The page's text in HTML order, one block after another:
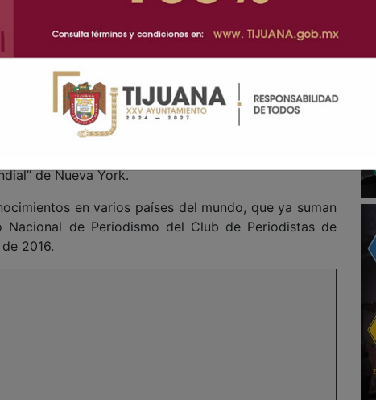
A+
A-
Internacional de Humor Gráfico “Luxa”, además
Mexicana de Caricaturistas y Dibujantes “Cardi”,
Internacional “Dirección General del Mundo de las
de Nueva York.
en varios países del mundo, que ya suman
de Periodismo del Club de Periodistas de
2016.